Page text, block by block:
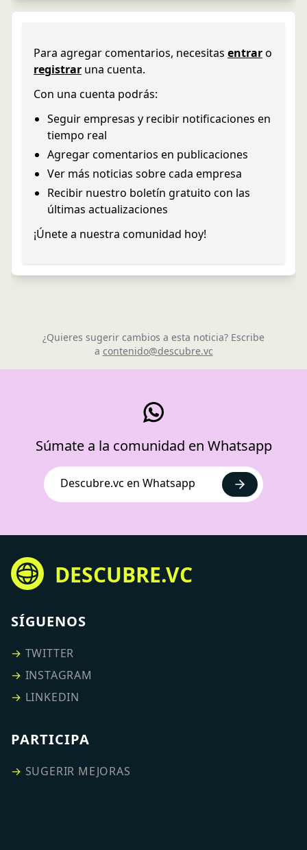
Para agregar comentarios, necesitas entraro
registrar una cuenta.
Con una cuenta podrás:
Seguir empresas y recibir notificaciones en
tiempo real
Agregar comentarios en publicaciones
Ver más noticias sobre cada empresa
Recibir nuestro boletín gratuito con las
últimas actualizaciones
¡Únete a nuestra comunidad hoy!
¿Quieres sugerir cambios a esta noticia? Escribe
a contenido@descubre.vc
Súmate a la comunidad en Whatsapp
Descubre.vc en Whatsapp
DESCUBRE.VC
SÍGUENOS
→ TWITTER
→ INSTAGRAM
→ LINKEDIN
PARTICIPA
→ SUGERIR MEJORAS